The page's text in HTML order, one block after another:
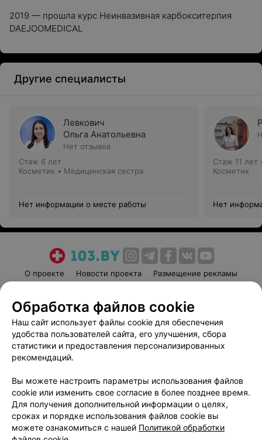
2019 — прошла курс Неинвазивная карбокситерпия
DAEJOOMEDICAL
Другие специалисты
Левкович
Ольга Анатольевна
Нет отзывов
Стаж 6 лет
Косметик • Медицинская сестра
Нет информации о месте работы
Стаж 11 лет
Косметик
Нет
О проекте Новости проекта
Размещение рекламы
Пользовательское соглашение
Способы оплаты
Вакансии
Партнеры
Написать руководителю 103.by
Обработка персональных данных
Обработка файлов cookie
Наш сайт использует файлы cookie для обеспечения
удобства пользователей сайта, его улучшения, сбора
статистики и предоставления персонализированных
рекомендаций.
Вы можете настроить параметры использования файлов
cookie или изменить свое согласие в более позднее время.
Для получения дополнительной информации о целях,
сроках и порядке использования файлов cookie вы
можете ознакомиться с нашей Политикой обработки